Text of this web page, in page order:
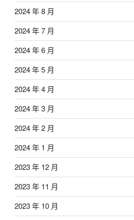
2024 年 8 月
2024 年 7 月
2024 年 6 月
2024 年 5 月
2024 年 4 月
2024 年 3 月
2024 年 2 月
2024 年 1 月
2023 年 12 月
2023 年 11 月
2023 年 10 月